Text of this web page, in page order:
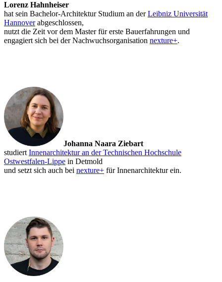
Lorenz Hahnheiser
hat sein Bachelor-Architektur Studium an derLeibniz Universität
Hannoverabgeschlossen,
nutzt die Zeit vor dem Master für erste Bauerfahrungen und
engagiert sich bei der Nachwuchsorganisation nexture+.
Johanna Naara Ziebart
studiert Innenarchitektur an der Technischen Hochschule
Ostwestfalen-Lippe in Detmold
und setzt sich auch bei nexture+ für Innenarchitektur ein.